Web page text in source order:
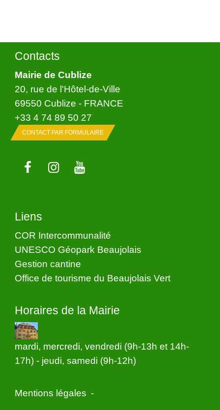
Contacts
Mairie de Cublize
20, rue de l'Hôtel-de-Ville
69550 Cublize - FRANCE
+33 4 74 89 50 27
CONTACT PAR FORMULAIRE
Liens
COR Intercommunalité
UNESCO Géopark Beaujolais
Gestion cantine
Office de tourisme du Beaujolais Vert
Horaires de la Mairie
mardi, mercredi, vendredi (9h-13h et 14h-
17h) - jeudi, samedi (9h-12h)
Mentions légales -